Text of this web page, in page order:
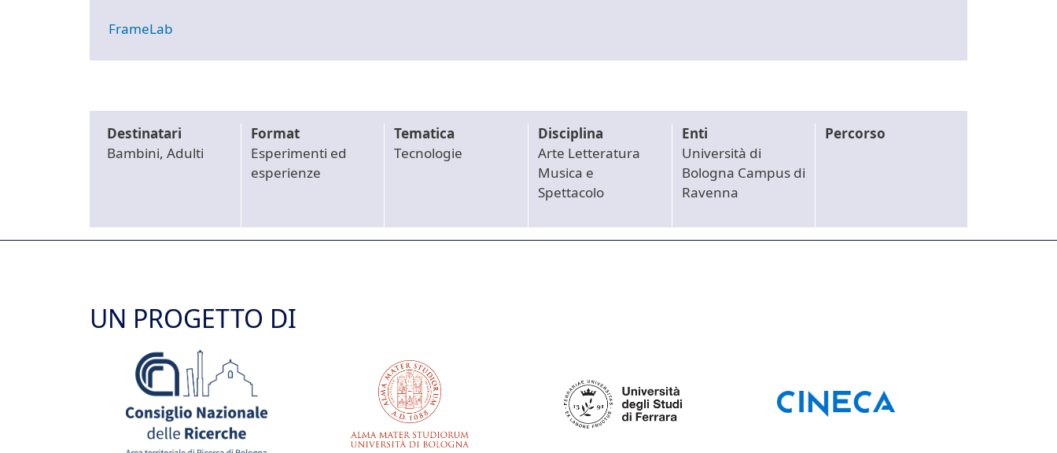
FrameLab
Destinatari
Bambini, Adulti
Format
Esperimenti ed
esperienze
Tematica
Tecnologie
Disciplina
Arte Letteratura
Musica e
Spettacolo
Enti
Università di
Bologna Campus di
Ravenna
Percorso
UN PROGETTO DI